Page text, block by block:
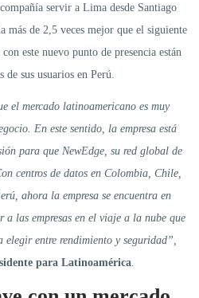
servir a Lima desde Santiago
más de 2,5 veces mejor que el siguiente
este nuevo punto de presencia están
sus usuarios en Perú.
el mercado latinoamericano es muy
En este sentido, la empresa está
para que NewEdge, su red global de
centros de datos en Colombia, Chile,
ahora la empresa se encuentra en
las empresas en el viaje a la nube que
entre rendimiento y seguridad”,
para Latinoamérica